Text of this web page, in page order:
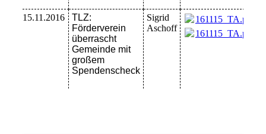
15.11.2016
TLZ:
Förderverein
überrascht
Gemeinde mit
großem
Spendenscheck
Sigrid
Aschoff
161115_TA.pdf
161115_TA.pdf